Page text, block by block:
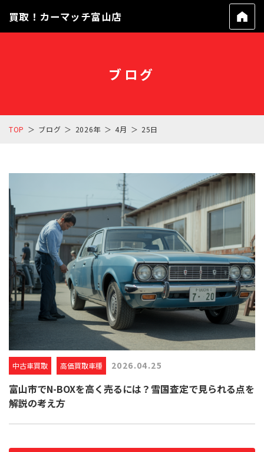
買取！カーマッチ富山店
ブログ
TOP ブログ 2026年 4月 25日
中古車買取 高価買取車種 2026.04.25
富山市でN-BOXを高く売るには？雪国査定で見られる点を
解説の考え方